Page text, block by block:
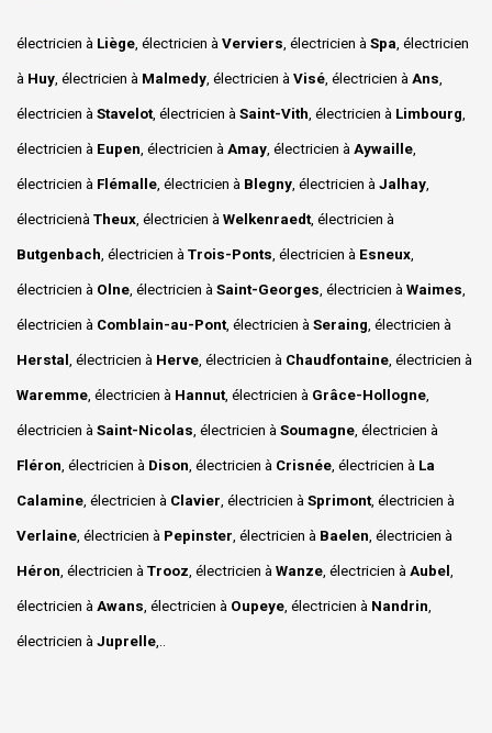
électricien à Liège, électricien à Verviers, électricien à Spa, électricien
à Huy, électricien à Malmedy, électricien à Visé, électricien à Ans,
électricien à Stavelot, électricien à Saint-Vith, électricien à Limbourg,
électricien à Eupen, électricien à Amay, électricien à Aywaille,
électricien à Flémalle, électricien à Blegny, électricien à Jalhay,
électricienà Theux, électricien à Welkenraedt, électricien à
Butgenbach, électricien à Trois-Ponts, électricien à Esneux,
électricien à Olne, électricien à Saint-Georges, électricien à Waimes,
électricien à Comblain-au-Pont, électricien à Seraing, électricien à
Herstal , électricien à Herve, électricien à Chaudfontaine, électricien à
Waremme, électricien à Hannut, électricien à Grâce-Hollogne,
électricien à Saint-Nicolas, électricien à Soumagne, électricien à
Fléron, électricien à Dison, électricien à Crisnée, électricien à La
Calamine, électricien à Clavier, électricien à Sprimont, électricien à
Verlaine, électricien à Pepinster, électricien à Baelen, électricien à
Héron, électricien à Trooz, électricien à Wanze, électricien à Aubel ,
électricien à Awans, électricien à Oupeye, électricien à Nandrin,
électricien à Juprelle,..